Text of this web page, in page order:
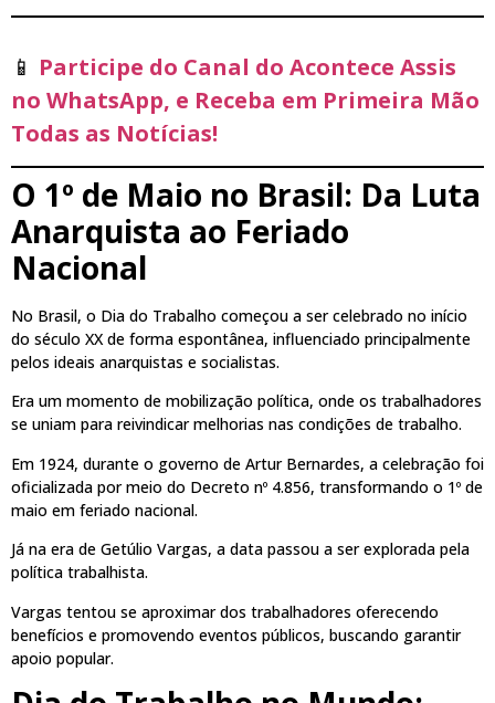
📱 Participe do Canal do Acontece Assis
no WhatsApp, e Receba em Primeira Mão
Todas as Notícias!
O 1º de Maio no Brasil: Da Luta
Anarquista ao Feriado
Nacional
No Brasil, o Dia do Trabalho começou a ser celebrado no início
do século XX de forma espontânea, influenciado principalmente
pelos ideais anarquistas e socialistas.
Era um momento de mobilização política, onde os trabalhadores
se uniam para reivindicar melhorias nas condições de trabalho.
Em 1924, durante o governo de Artur Bernardes, a celebração foi
oficializada por meio do Decreto nº 4.856, transformando o 1º de
maio em feriado nacional.
Já na era de Getúlio Vargas, a data passou a ser explorada pela
política trabalhista.
Vargas tentou se aproximar dos trabalhadores oferecendo
benefícios e promovendo eventos públicos, buscando garantir
apoio popular.